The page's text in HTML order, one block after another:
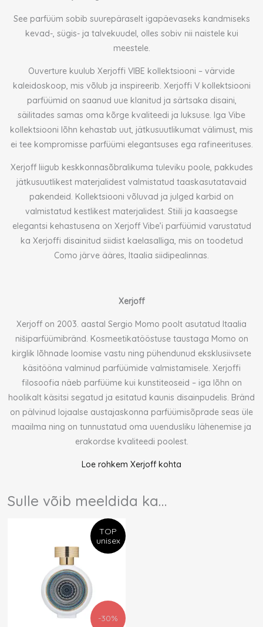
See parfüüm sobib suurepäraselt igapäevaseks kandmiseks
kevad-, sügis- ja talvekuudel, olles sobiv nii naistele kui
meestele.
Ouverture kuulub Xerjoffi VIBE kollektsiooni – värvide
kaleidoskoop, mis võlub ja inspireerib. Xerjoffi V kollektsiooni
parfüümid on saanud uue klanitud ja särtsaka disaini,
säilitades samas oma kõrge kvaliteedi ja luksuse. Iga Vibe
kollektsiooni lõhn kehastab uut, jätkusuutlikumat välimust, mis
ei tee kompromisse parfüümi elegantsuses ega rafineerituses.
Xerjoff liigub keskkonnasõbralikuma tuleviku poole, pakkudes
jätkusuutlikest materjalidest valmistatud taaskasutatavaid
pakendeid. Kollektsiooni võluvad ja julged karbid on
valmistatud kestlikest materjalidest. Stiili ja kaasaegse
elegantsi kehastusena on Xerjoff Vibe’i parfüümid varustatud
ka Xerjoffi disainitud siidist kaelasalliga, mis on toodetud
Como järve ääres, Itaalia siidipealinnas.
Xerjoff
Xerjoff on 2003. aastal Sergio Momo poolt asutatud Itaalia
nišiparfüümibränd. Kosmeetikatööstuse taustaga Momo on
kirglik lõhnade loomise vastu ning pühendunud eksklusiivsete
käsitööna valminud parfüümide valmistamisele. Xerjoffi
filosoofia näeb parfüüme kui kunstiteoseid – iga lõhn on
hoolikalt käsitsi segatud ja esitatud kaunis disainpudelis. Bränd
on pälvinud lojaalse austajaskonna parfüümisõprade seas üle
maailma ning on tunnustatud oma uuendusliku lähenemise ja
erakordse kvaliteedi poolest.
Loe rohkem Xerjoff kohta
Sulle võib meeldida ka…
-30%
TOP
unisex
14,00 €.
Praegune
9,80 €.